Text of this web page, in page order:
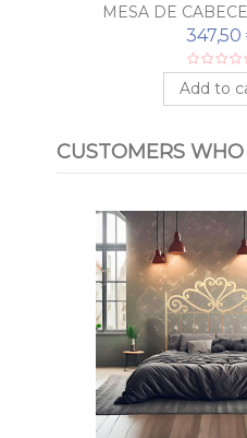
MESA DE
347,50
Add to
CUSTOMERS